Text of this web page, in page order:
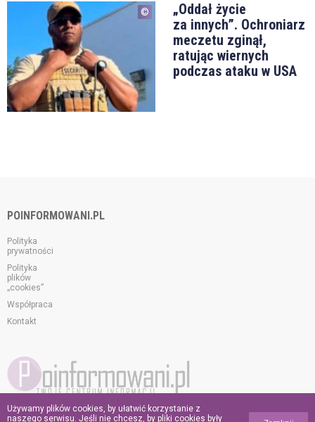
„Oddał życie
za innych”. Ochroniarz
meczetu zginął,
ratując wiernych
podczas ataku w USA
POINFORMOWANI.PL
Polityka
prywatności
Polityka
plików
„cookies”
Współpraca
Kontakt
© 2026 poinformowani.pl.
Używamy plików cookies, by ułatwić korzystanie z
naszego serwisu. Jeśli nie chcesz, by pliki cookies były